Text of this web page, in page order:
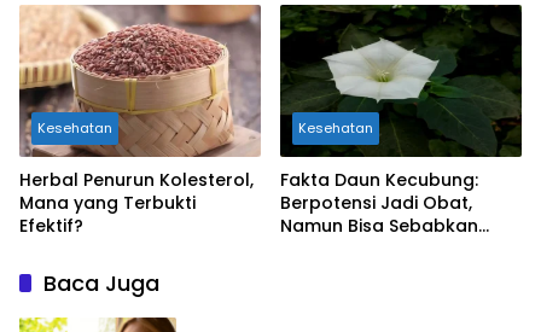
Kesehatan
Herbal Penurun Kolesterol,
Mana yang Terbukti
Efektif?
Kesehatan
Fakta Daun Kecubung:
Berpotensi Jadi Obat,
Namun Bisa Sebabkan
Baca Juga